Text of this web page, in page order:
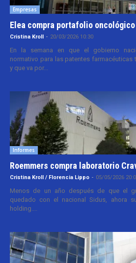
Empresas
Elea compra portafolio
Cristina Kroll - 20/03/2026 10:30
En la semana en que el gobierno
normativo para las patentes farmacéuticas
y que va por...
Informes
Roemmers compra laboratorio
Cristina Kroll / Florencia Lippo - 05/05/2026
Menos de un año después de que el
quedado con el nacional Sidus, ahora
holding....